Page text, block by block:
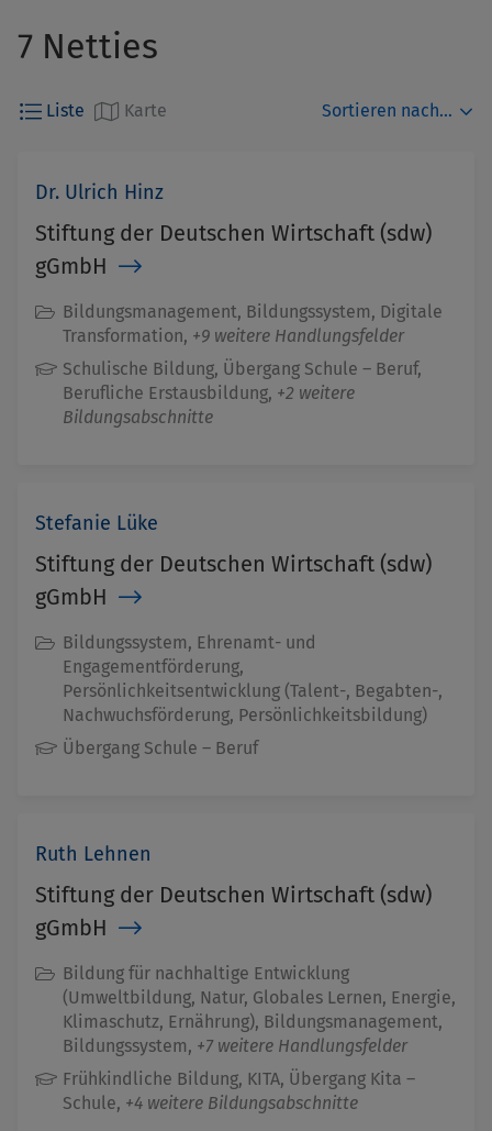
Standort des Netties
7 Netties
Liste Karte Sortieren nach...
Dr. Ulrich Hinz
Stiftung der Deutschen Wirtschaft (sdw)
gGmbH
Bildungsmanagement, Bildungssystem, Digitale
Transformation, +9 weitere Handlungsfelder
Schulische Bildung, Übergang Schule – Beruf,
Berufliche Erstausbildung, +2 weitere
Bildungsabschnitte
Stefanie Lüke
Stiftung der Deutschen Wirtschaft (sdw)
gGmbH
Bildungssystem, Ehrenamt- und
Engagementförderung,
Persönlichkeitsentwicklung (Talent-, Begabten-,
Nachwuchsförderung, Persönlichkeitsbildung)
Übergang Schule – Beruf
Ruth Lehnen
Stiftung der Deutschen Wirtschaft (sdw)
gGmbH
Bildung für nachhaltige Entwicklung
(Umweltbildung, Natur, Globales Lernen, Energie,
Klimaschutz, Ernährung), Bildungsmanagement,
Bildungssystem, +7 weitere Handlungsfelder
Frühkindliche Bildung, KITA, Übergang Kita –
Schule, +4 weitere Bildungsabschnitte